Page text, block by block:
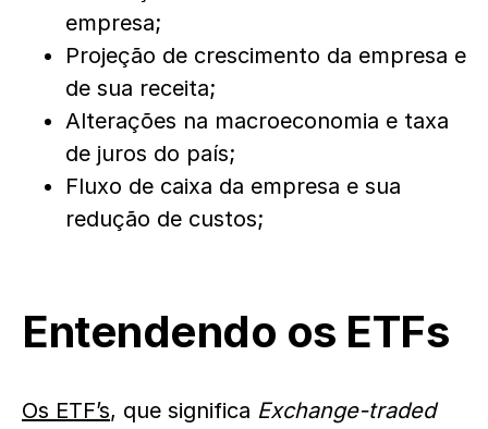
empresa;
Projeção de crescimento da empresa e
de sua receita;
Alterações na macroeconomia e taxa
de juros do país;
Fluxo de caixa da empresa e sua
redução de custos;
Entendendo os ETFs
Os ETF’s, que significa Exchange-traded